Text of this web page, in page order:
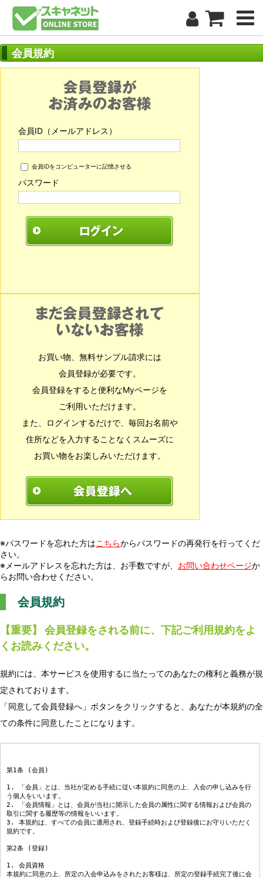
会員規約
会員ID（メールアドレス）
会員IDをコンピューターに記憶させる
パスワード
お買い物、無料サンプル請求には
会員登録が必要です。
会員登録をすると便利なMyページを
ご利用いただけます。
また、ログインするだけで、毎回お名前や
住所などを入力することなくスムーズに
お買い物をお楽しみいただけます。
※パスワードを忘れた方はこちらからパスワードの再発行を行ってくだ
さい。
※メールアドレスを忘れた方は、お手数ですが、 お問い合わせページか
らお問い合わせください。
会員規約
【重要】 会員登録をされる前に、下記ご利用規約をよ
くお読みください。
規約には、本サービスを使用するに当たってのあなたの権利と義務が規
定されております。
「同意して会員登録へ」ボタンをクリックすると、あなたが本規約の全
ての条件に同意したことになります。